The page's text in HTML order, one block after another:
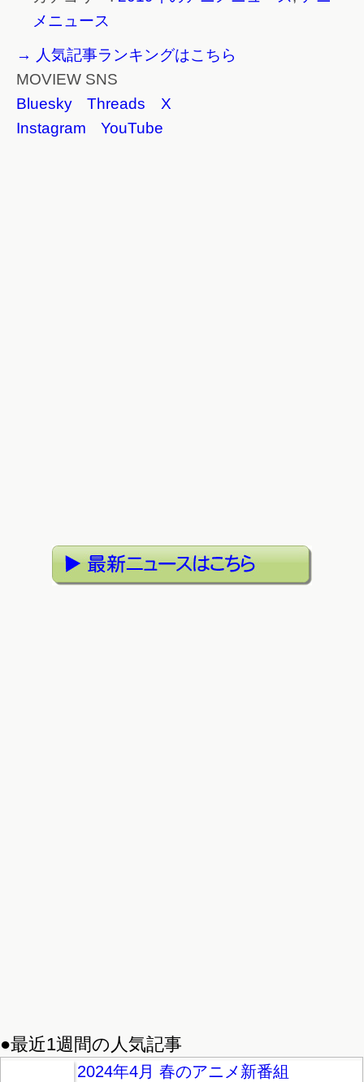
メニュース
→ 人気記事ランキングはこちら
MOVIEW SNS
Bluesky
Threads
X
Instagram
YouTube
●最近1週間の人気記事
2024年4月 春のアニメ新番組